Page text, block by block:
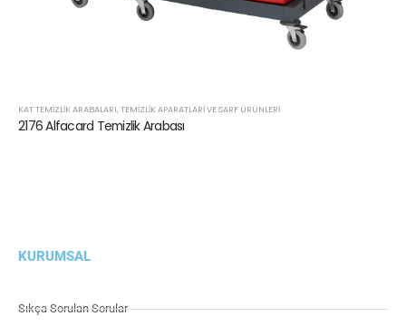
KAT TEMIZLIK ARABALARI,TEMIZLIK APARATLARI VE SARF ÜRÜNLERI
2176 Alfacard Temizlik Arabası
KURUMSAL
Sıkça Sorulan Sorular